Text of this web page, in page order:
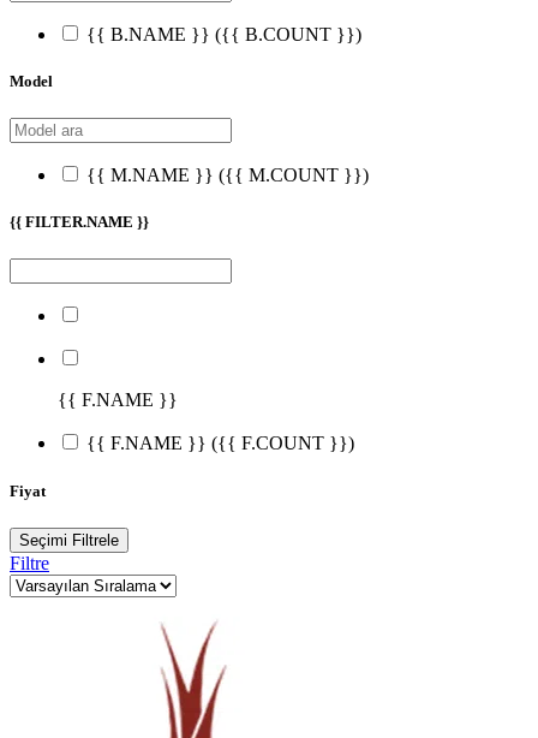
{{ B.NAME }} ({{ B.COUNT }})
Model
{{ M.NAME }} ({{ M.COUNT }})
{{ FILTER.NAME }}
{{ F.NAME }}
{{ F.NAME }} ({{ F.COUNT }})
Fiyat
Seçimi Filtrele
Filtre